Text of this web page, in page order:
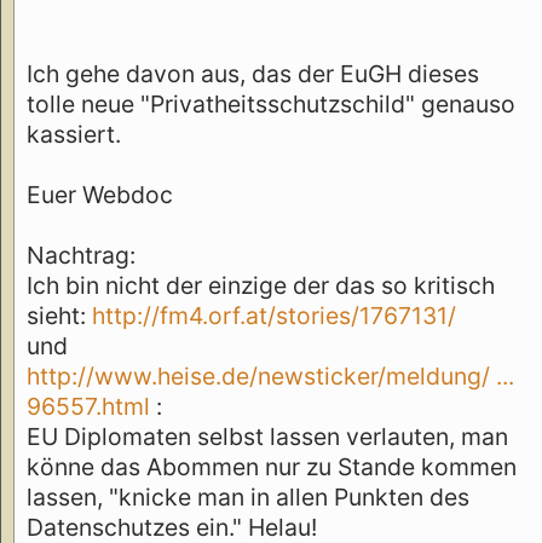
Ich gehe davon aus, das der EuGH dieses
tolle neue "Privatheitsschutzschild" genauso
kassiert.
Euer Webdoc
Nachtrag:
Ich bin nicht der einzige der das so kritisch
sieht: http://fm4.orf.at/stories/1767131/
und
http://www.heise.de/newsticker/meldung/ ...
96557.html :
EU Diplomaten selbst lassen verlauten, man
könne das Abommen nur zu Stande kommen
lassen, "knicke man in allen Punkten des
Datenschutzes ein." Helau!